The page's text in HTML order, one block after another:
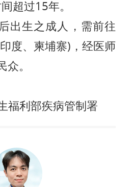
超过15年。
出生之成人，需前往
度、柬埔寨)，经医师
。
福利部疾病管制署